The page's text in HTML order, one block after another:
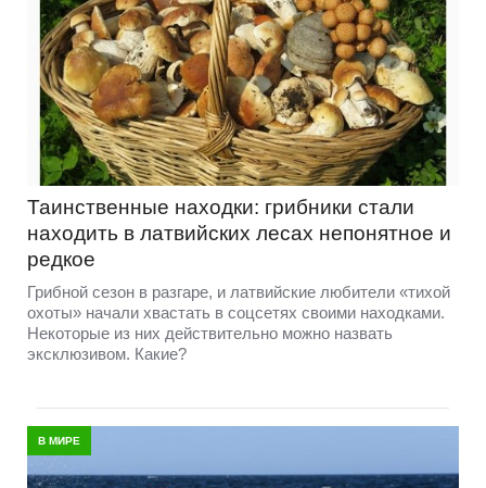
Таинственные находки: грибники стали
находить в латвийских лесах непонятное и
редкое
Грибной сезон в разгаре, и латвийские любители «тихой
охоты» начали хвастать в соцсетях своими находками.
Некоторые из них действительно можно назвать
эксклюзивом. Какие?
В МИРЕ